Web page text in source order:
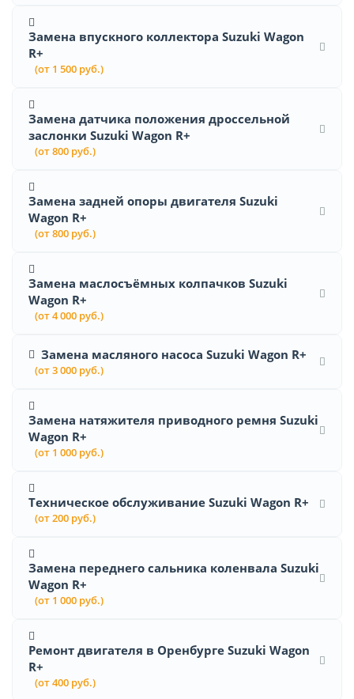
Замена впускного коллектора Suzuki Wagon
R+
(от 1 500 руб.)
Замена датчика положения дроссельной
заслонки Suzuki Wagon R+
(от 800 руб.)
Замена задней опоры двигателя Suzuki
Wagon R+
(от 800 руб.)
Замена маслосъёмных колпачков Suzuki
Wagon R+
(от 4 000 руб.)
Замена масляного насоса Suzuki Wagon R+
(от 3 000 руб.)
Замена натяжителя приводного ремня Suzuki
Wagon R+
(от 1 000 руб.)
Техническое обслуживание Suzuki Wagon R+
(от 200 руб.)
Замена переднего сальника коленвала Suzuki
Wagon R+
(от 1 000 руб.)
Ремонт двигателя в Оренбурге Suzuki Wagon
R+
(от 400 руб.)